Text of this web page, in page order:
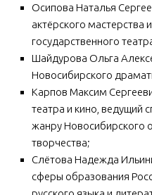
Осипова Наталья
актёрского мастерства
государственного
Шайдурова Ольга
Новосибирского
Карпов Максим
театра и кино, ведущий
жанру Новосибирского
творчества;
Слётова Надежда
сферы образования